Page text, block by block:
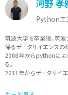
河野 孝
Pythonエ
筑波大学を卒業後、筑
係るデータサイエンスの
2008年からpythonに
る。
2011年からデータサイ
データをもとにしたス